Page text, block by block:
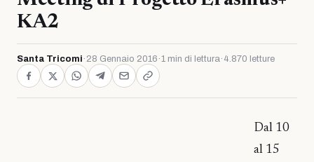
KA2
Santa Tricomi · 28 Gennaio 2016 ·1 min di lettura· 4.870 letture
Dal 10
al 15